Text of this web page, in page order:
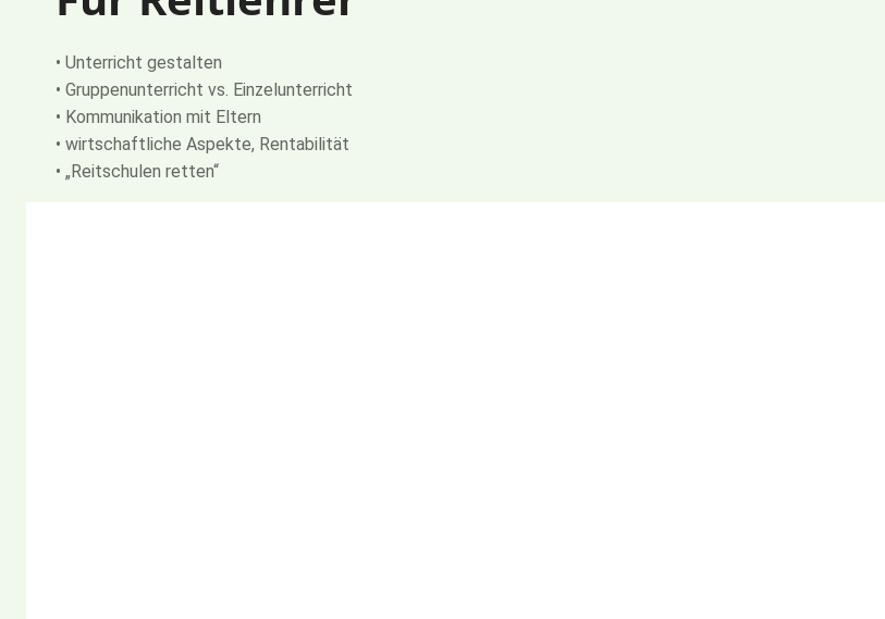
• Unterricht gestalten
• Gruppenunterricht vs. Einzelunterricht
• Kommunikation mit Eltern
• wirtschaftliche Aspekte, Rentabilität
• „Reitschulen retten“